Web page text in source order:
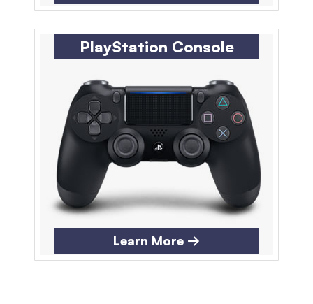
PlayStation Console
Learn More →